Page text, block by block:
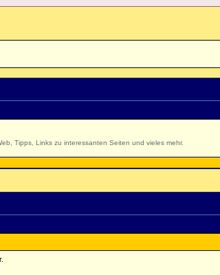
Tipps, Links zu interessanten Seiten und vieles mehr.